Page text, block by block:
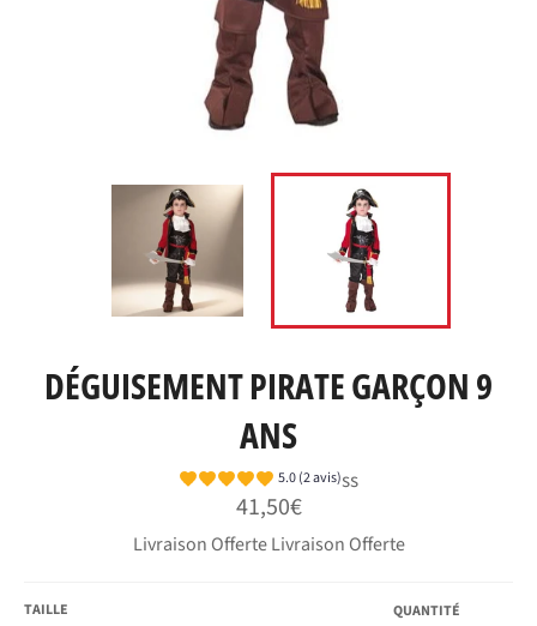
DÉGUISEMENT PIRATE GARÇON 9
ANS
5.0 (2 avis)ss
Prix
régulier
41,50€
Livraison Offerte Livraison Offerte
TAILLE QUANTITÉ